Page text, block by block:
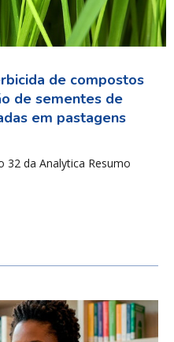
de compostos
de sementes de
em pastagens
32 da Analytica Resumo